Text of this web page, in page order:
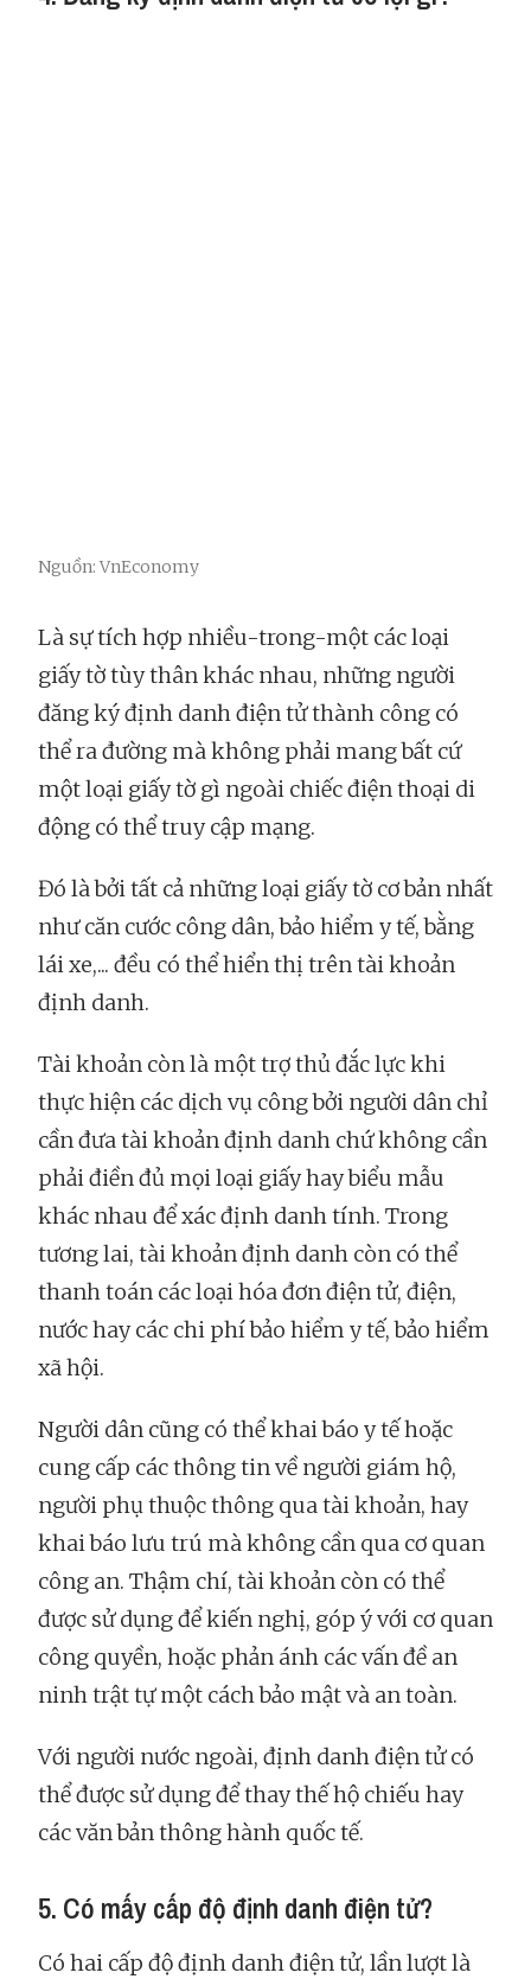
Nguồn: VnEconomy
Là sự tích hợp nhiều-trong-một các loại
giấy tờ tùy thân khác nhau, những người
đăng ký định danh điện tử thành công có
thể ra đường mà không phải mang bất cứ
một loại giấy tờ gì ngoài chiếc điện thoại di
động có thể truy cập mạng.
Đó là bởi tất cả những loại giấy tờ cơ bản nhất
như căn cước công dân, bảo hiểm y tế, bằng
lái xe,... đều có thể hiển thị trên tài khoản
định danh.
Tài khoản còn là một trợ thủ đắc lực khi
thực hiện các dịch vụ công bởi người dân chỉ
cần đưa tài khoản định danh chứ không cần
phải điền đủ mọi loại giấy hay biểu mẫu
khác nhau để xác định danh tính. Trong
tương lai, tài khoản định danh còn có thể
thanh toán các loại hóa đơn điện tử, điện,
nước hay các chi phí bảo hiểm y tế, bảo hiểm
xã hội.
Người dân cũng có thể khai báo y tế hoặc
cung cấp các thông tin về người giám hộ,
người phụ thuộc thông qua tài khoản, hay
khai báo lưu trú mà không cần qua cơ quan
công an. Thậm chí, tài khoản còn có thể
được sử dụng để kiến nghị, góp ý với cơ quan
công quyền, hoặc phản ánh các vấn đề an
ninh trật tự một cách bảo mật và an toàn.
Với người nước ngoài, định danh điện tử có
thể được sử dụng để thay thế hộ chiếu hay
các văn bản thông hành quốc tế.
5. Có mấy cấp độ định danh điện tử?
Có hai cấp độ định danh điện tử, lần lượt là